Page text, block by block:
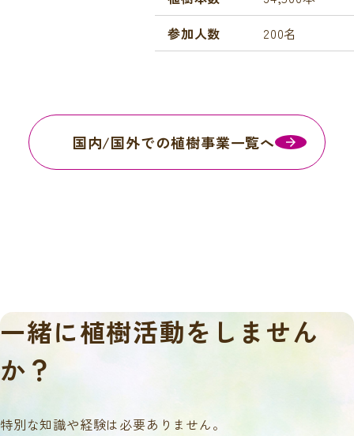
参加人数
200名
国内/国外での植樹事業一覧へ
一緒に植樹活動をしません
か？
特別な知識や経験は必要ありません。